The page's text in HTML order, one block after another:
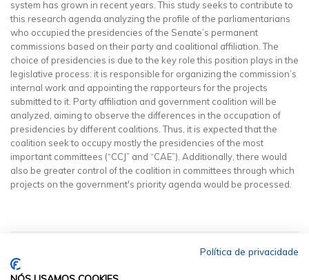
system has grown in recent years. This study seeks to contribute to
this research agenda analyzing the profile of the parliamentarians
who occupied the presidencies of the Senate’s permanent
commissions based on their party and coalitional affiliation. The
choice of presidencies is due to the key role this position plays in the
legislative process: it is responsible for organizing the commission’s
internal work and appointing the rapporteurs for the projects
submitted to it. Party affiliation and government coalition will be
analyzed, aiming to observe the differences in the occupation of
presidencies by different coalitions. Thus, it is expected that the
coalition seek to occupy mostly the presidencies of the most
important committees (“CCJ” and “CAE”). Additionally, there would
also be greater control of the coalition in committees through which
projects on the government's priority agenda would be processed.
Política de privacidade